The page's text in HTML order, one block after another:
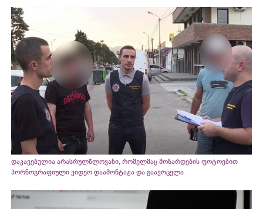
დაკავებულია არასრულწლოვანი, რომელმაც მოზარდების ფოტოებით
პორნოგრაფიული ვიდეო დაამონტაჟა და გაავრცელა